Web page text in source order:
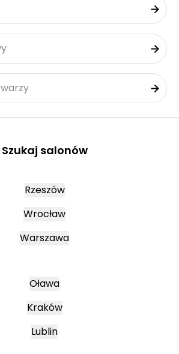
Szukaj salonów
Rzeszów
Wrocław
Warszawa
Oława
Kraków
Lublin